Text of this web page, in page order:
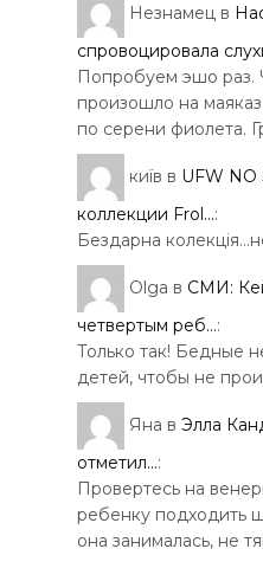
Незнамец в
спровоцировала
Попробуем эшо раз.
произошло на
по серени фиолета.
київ в UFW NO
коллекции Frol...:
Бездарна
Olga в СМИ:
четвертым реб...:
Только так! Бедные
детей, чтобы не
Яна в Элла
отметил...:
Провертесь на
ребенку подходить
она занималась, не